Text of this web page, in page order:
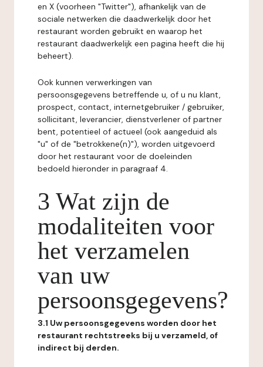
en X (voorheen "Twitter"), afhankelijk van de
sociale netwerken die daadwerkelijk door het
restaurant worden gebruikt en waarop het
restaurant daadwerkelijk een pagina heeft die hij
beheert).
Ook kunnen verwerkingen van
persoonsgegevens betreffende u, of u nu klant,
prospect, contact, internetgebruiker / gebruiker,
sollicitant, leverancier, dienstverlener of partner
bent, potentieel of actueel (ook aangeduid als
"u" of de "betrokkene(n)"), worden uitgevoerd
door het restaurant voor de doeleinden
bedoeld hieronder in paragraaf 4.
3 Wat zijn de
modaliteiten voor
het verzamelen
van uw
persoonsgegevens?
3.1 Uw persoonsgegevens worden door het
restaurant rechtstreeks bij u verzameld, of
indirect bij derden.